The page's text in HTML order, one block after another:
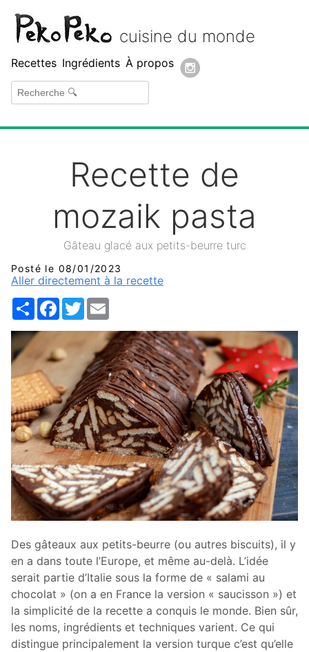
Peko Peko
cuisine du monde
Recettes Ingrédients À propos
Recette de
mozaik pasta
Gâteau glacé aux petits-beurre turc
Posté le 08/01/2023
Aller directement à la recette
ShareFacebook
Twitter
Des gâteaux aux petits-beurre (ou autres biscuits), il y
en a dans toute l’Europe, et même au-delà. L’idée
serait partie d’Italie sous la forme de « salami au
chocolat » (on a en France la version « saucisson ») et
la simplicité de la recette a conquis le monde. Bien sûr,
les noms, ingrédients et techniques varient. Ce qui
distingue principalement la version turque c’est qu’elle